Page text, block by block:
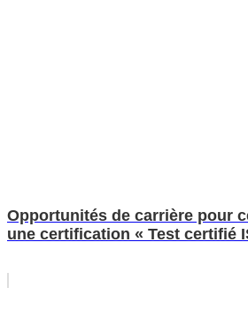
Opportunités de carrière pour
une certification « Test certifié